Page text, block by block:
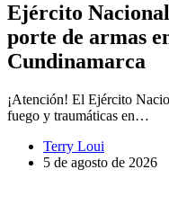
Ejército
porte de armas
Cundinamarca
¡Atención! El Ejército
fuego y traumáticas en…
Terry Loui
5 de agosto de 2026